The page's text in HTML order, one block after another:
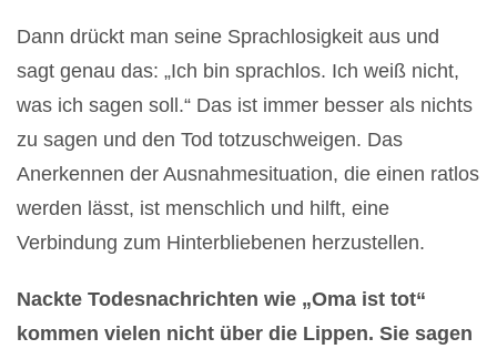
Dann drückt man seine Sprachlosigkeit aus und
sagt genau das: „Ich bin sprachlos. Ich weiß nicht,
was ich sagen soll.“ Das ist immer besser als nichts
zu sagen und den Tod totzuschweigen. Das
Anerkennen der Ausnahmesituation, die einen ratlos
werden lässt, ist menschlich und hilft, eine
Verbindung zum Hinterbliebenen herzustellen.
Nackte Todesnachrichten wie „Oma ist tot“
kommen vielen nicht über die Lippen. Sie sagen